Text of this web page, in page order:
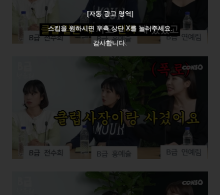
[자동 광고 영역]
스킵을 원하시면 우측 상단 X를 눌러주세요.
감사합니다.